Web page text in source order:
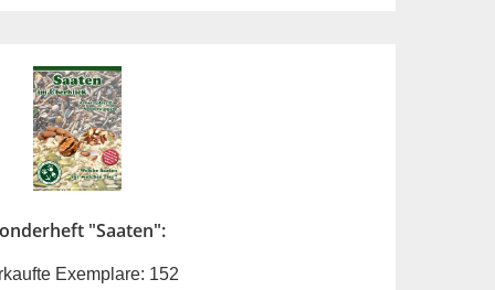
"Saaten":
Exemplare: 152